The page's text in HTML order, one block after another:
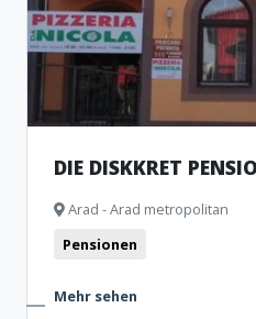
DIE DISKKRET
Arad - Arad metropolitan
Pensionen
Mehr sehen